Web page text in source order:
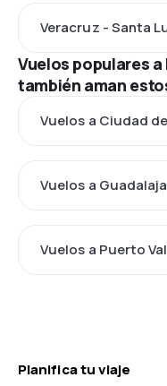
Veracruz - Santa
Vuelos populares
también aman
Vuelos a Ciudad
Vuelos a
Vuelos a Puerto
Planifica tu viaje